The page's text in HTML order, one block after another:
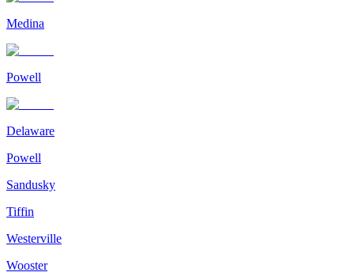
Medina
Powell
Delaware
Powell
Sandusky
Tiffin
Westerville
Wooster